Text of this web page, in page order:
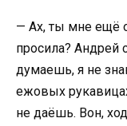
— Ах, ты мне ещё
просила? Андрей
думаешь, я не
ежовых
не даёшь. Вон,